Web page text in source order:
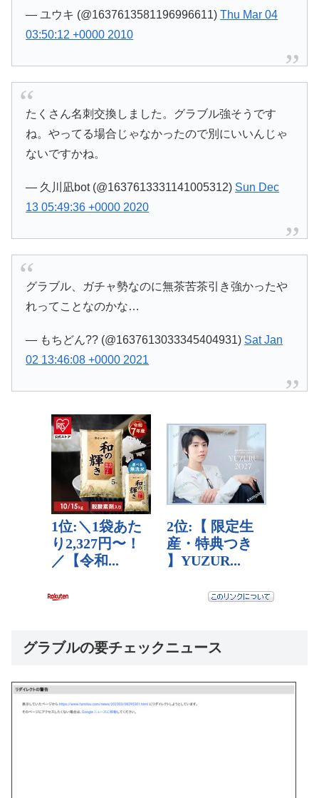
— ユウキ (@1637613581196996611)Thu Mar 04
03:50:12 +0000 2010
たくさん名刺交換しました。グラブル強そうです
ね。やってる場合じゃなかったので別にいいんじゃ
ないですかね。
— 久川凪bot (@1637613331141005312) Sun Dec
13 05:49:36 +0000 2020
グラブル、ガチャ勢なのに無茶苦茶引き強かったや
れってことなのかな…
— もちどん?? (@1637613033345404931) Sat Jan
02 13:46:08 +0000 2021
グラブルの要チェックニュース